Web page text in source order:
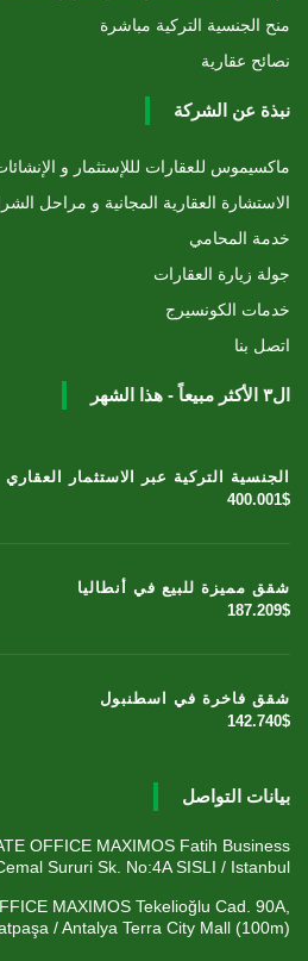
منح الجنسية التركية مباشرة
نصائح عقارية
نبذة عن الشركة
ماكسيموس للعقارات لللإستثمار و
الاستشارة العقارية المجانية و مراحل
خدمة المحامي
جولة زيارة العقارات
خدمات الكونسيرج
اتصل بنا
ال٣ الأكثر مبيعاً - هذا الشهر
الجنسية التركية عبر الاستثمار العقاري
400.001$
شقق مميزة للبيع في أنطاليا
187.209$
شقق فاخرة في اسطنبول
142.740$
بيانات التواصل
OFFICE MAXIMOS Fatih Business
Sururi Sk. No:4A SISLI / Istanbul
MAXIMOS Tekelioğlu Cad. 90A,
/ Antalya Terra City Mall (100m)